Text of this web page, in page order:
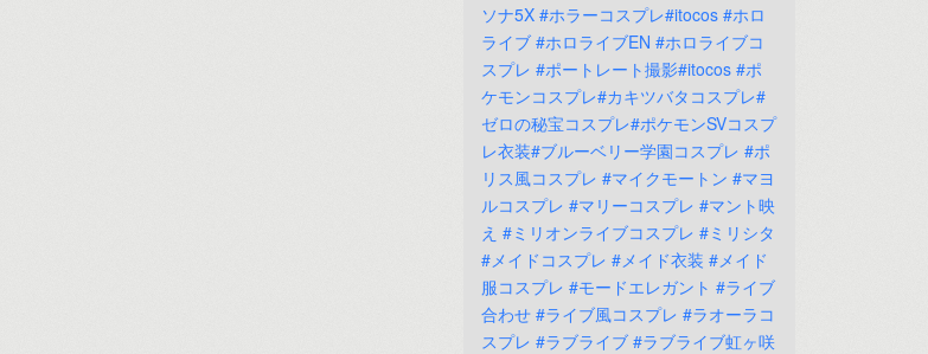
ソナ5X #ホラーコスプレ#itocos #ホロ
ライブ #ホロライブEN #ホロライブコ
スプレ #ポートレート撮影#itocos #ポ
ケモンコスプレ#カキツバタコスプレ#
ゼロの秘宝コスプレ#ポケモンSVコスプ
レ衣装#ブルーベリー学園コスプレ #ポ
リス風コスプレ #マイクモートン #マヨ
ルコスプレ #マリーコスプレ #マント映
え #ミリオンライブコスプレ #ミリシタ
#メイドコスプレ #メイド衣装 #メイド
服コスプレ #モードエレガント #ライブ
合わせ #ライブ風コスプレ #ラオーラコ
スプレ #ラブライブ #ラブライブ虹ヶ咲